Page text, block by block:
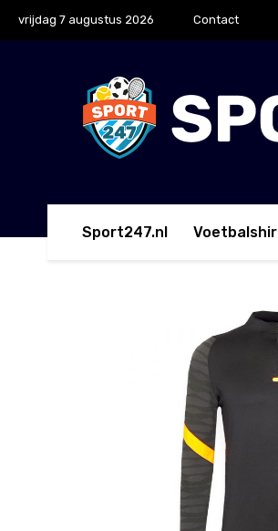
vrijdag 7 augustus 2026 Contact
Sport247.nl